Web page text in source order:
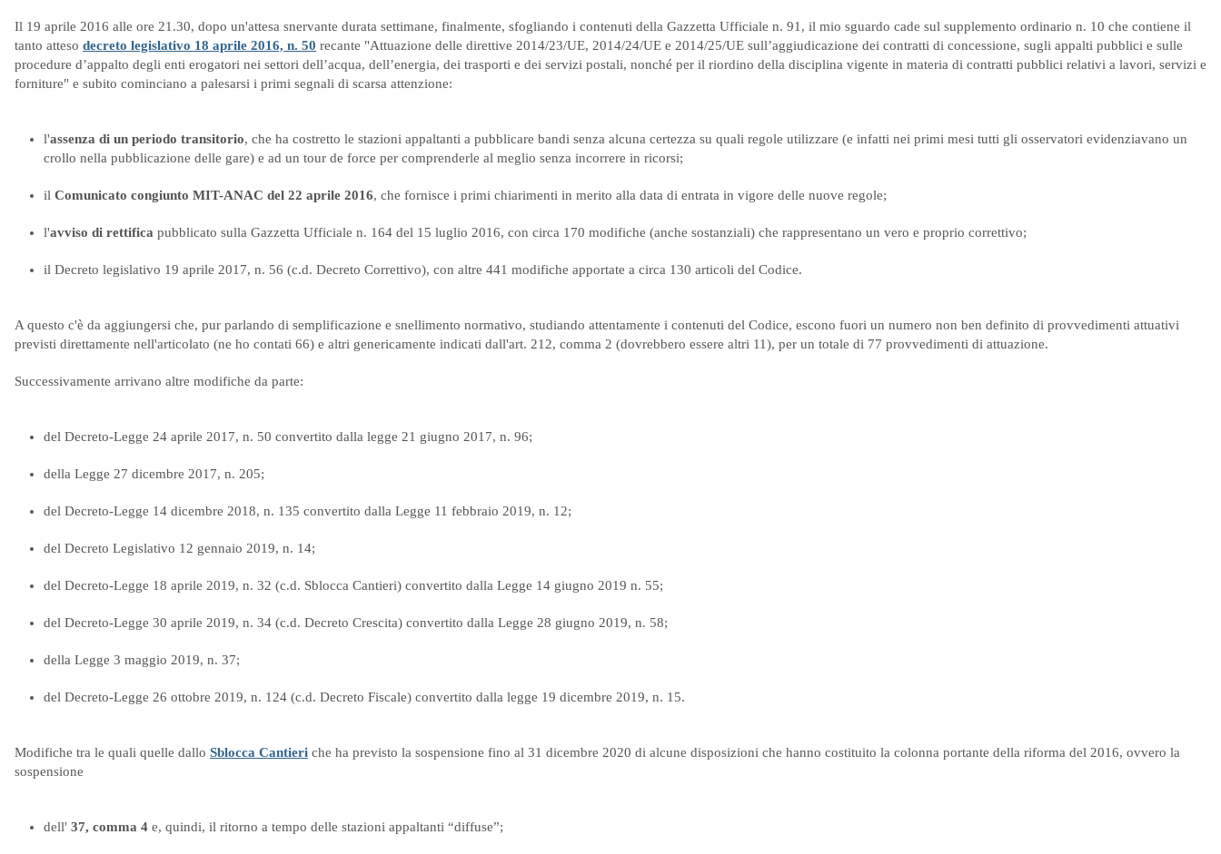
Il 19 aprile 2016 alle ore 21.30, dopo un'attesa snervante durata settimane, finalmente, sfogliando i contenuti della Gazzetta Ufficiale n. 91, il mio sguardo cade sul supplemento ordinario n. 10 che contiene il
tanto atteso decreto legislativo 18 aprile 2016, n. 50 recante "Attuazione delle direttive 2014/23/UE, 2014/24/UE e 2014/25/UE sull’aggiudicazione dei contratti di concessione, sugli appalti pubblici e sulle
procedure d’appalto degli enti erogatori nei settori dell’acqua, dell’energia, dei trasporti e dei servizi postali, nonché per il riordino della disciplina vigente in materia di contratti pubblici relativi a lavori, servizi e
forniture" e subito cominciano a palesarsi i primi segnali di scarsa attenzione:
l'assenza di un periodo transitorio, che ha costretto le stazioni appaltanti a pubblicare bandi senza alcuna certezza su quali regole utilizzare (e infatti nei primi mesi tutti gli osservatori evidenziavano un
crollo nella pubblicazione delle gare) e ad un tour de force per comprenderle al meglio senza incorrere in ricorsi;
il Comunicato congiunto MIT-ANAC del 22 aprile 2016, che fornisce i primi chiarimenti in merito alla data di entrata in vigore delle nuove regole;
l'avviso di rettifica pubblicato sulla Gazzetta Ufficiale n. 164 del 15 luglio 2016, con circa 170 modifiche (anche sostanziali) che rappresentano un vero e proprio correttivo;
il Decreto legislativo 19 aprile 2017, n. 56 (c.d. Decreto Correttivo), con altre 441 modifiche apportate a circa 130 articoli del Codice.
A questo c'è da aggiungersi che, pur parlando di semplificazione e snellimento normativo, studiando attentamente i contenuti del Codice, escono fuori un numero non ben definito di provvedimenti attuativi
previsti direttamente nell'articolato (ne ho contati 66) e altri genericamente indicati dall'art. 212, comma 2 (dovrebbero essere altri 11), per un totale di 77 provvedimenti di attuazione.
Successivamente arrivano altre modifiche da parte:
del Decreto-Legge 24 aprile 2017, n. 50 convertito dalla legge 21 giugno 2017, n. 96;
della Legge 27 dicembre 2017, n. 205;
del Decreto-Legge 14 dicembre 2018, n. 135 convertito dalla Legge 11 febbraio 2019, n. 12;
del Decreto Legislativo 12 gennaio 2019, n. 14;
del Decreto-Legge 18 aprile 2019, n. 32 (c.d. Sblocca Cantieri) convertito dalla Legge 14 giugno 2019 n. 55;
del Decreto-Legge 30 aprile 2019, n. 34 (c.d. Decreto Crescita) convertito dalla Legge 28 giugno 2019, n. 58;
della Legge 3 maggio 2019, n. 37;
del Decreto-Legge 26 ottobre 2019, n. 124 (c.d. Decreto Fiscale) convertito dalla legge 19 dicembre 2019, n. 15.
Modifiche tra le quali quelle dallo Sblocca Cantieri che ha previsto la sospensione fino al 31 dicembre 2020 di alcune disposizioni che hanno costituito la colonna portante della riforma del 2016, ovvero la
sospensione
dell' 37, comma 4 e, quindi, il ritorno a tempo delle stazioni appaltanti “diffuse”;